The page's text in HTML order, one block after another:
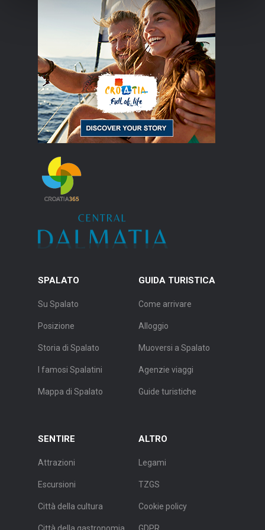
SPALATO
Su Spalato
Posizione
Storia di Spalato
I famosi Spalatini
Mappa di Spalato
GUIDA TURISTICA
Come arrivare
Alloggio
Muoversi a Spalato
Agenzie viaggi
Guide turistiche
SENTIRE
Attrazioni
Escursioni
Città della cultura
ALTRO
Legami
TZGS
Cookie policy